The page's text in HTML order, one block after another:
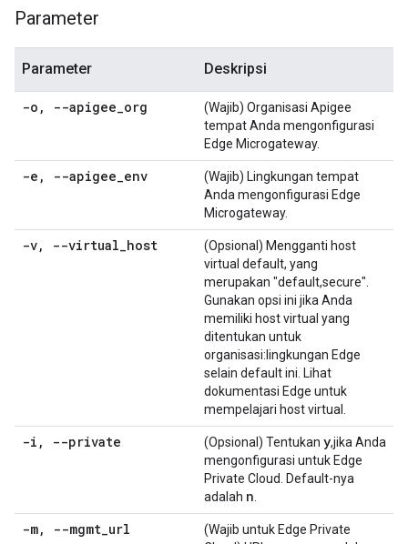
Parameter
Parameter Deskripsi
-o , --apigee_org
(Wajib) Organisasi Apigee
tempat Anda mengonfigurasi
Edge Microgateway.
-e , --apigee_env
(Wajib) Lingkungan tempat
Anda mengonfigurasi Edge
Microgateway.
-v, --virtual_host
(Opsional) Mengganti host
virtual default, yang
merupakan "default,secure".
Gunakan opsi ini jika Anda
memiliki host virtual yang
ditentukan untuk
organisasi:lingkungan Edge
selain default ini. Lihat
dokumentasi Edge untuk
mempelajari host virtual.
-i , --private (Opsional) Tentukan y,jika Anda
mengonfigurasi untuk Edge
Private Cloud. Default-nya
adalah n
-m, --mgmt_url
(Wajib untuk Edge Private